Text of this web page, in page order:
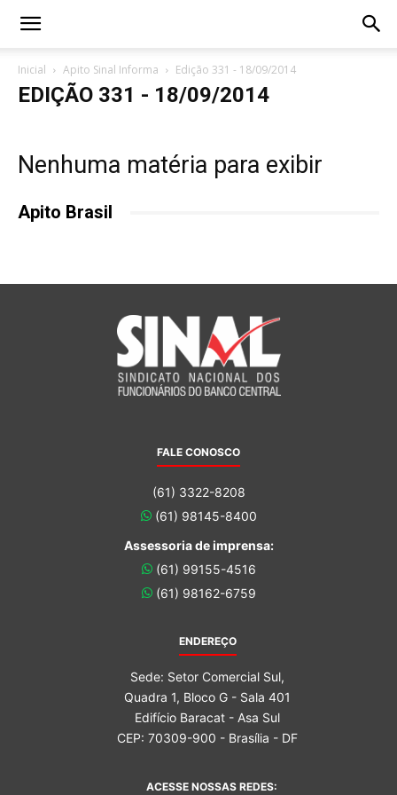
Inicial Apito Sinal Informa Edição 331 - 18/09/2014
EDIÇÃO 331 - 18/09/2014
Nenhuma matéria para exibir
Apito Brasil
FALE CONOSCO
(61) 3322-8208
(61) 98145-8400
Assessoria de imprensa:
(61) 99155-4516
(61) 98162-6759
ENDEREÇO
Sede: Setor Comercial Sul,
Quadra 1, Bloco G - Sala 401
Edifício Baracat - Asa Sul
CEP: 70309-900 - Brasília - DF
ACESSE NOSSAS REDES: